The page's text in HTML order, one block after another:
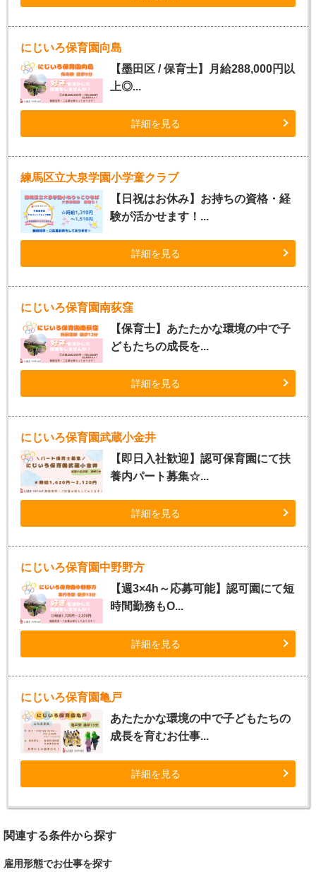
にじいろ保育園向島
【墨田区 / 保育士】月給288,000円以
上◎...
詳細を見る
練馬区立大泉学園小学童クラブ
【日祝はお休み】お持ちの資格・経
験が活かせます！...
詳細を見る
にじいろ保育園南荻窪
【保育士】あたたかな環境の中で子
どもたちの成長を...
詳細を見る
にじいろ保育園武蔵小金井
【即日入社歓迎】認可保育園にて扶
養内パート募集☆...
詳細を見る
にじいろ保育園中野野方
【週3×4h～応募可能】認可園にて短
時間勤務もO...
詳細を見る
にじいろ保育園亀戸
あたたかな環境の中で子どもたちの
成長を育むお仕事...
詳細を見る
関連する条件から探す
雇用形態でお仕事を探す